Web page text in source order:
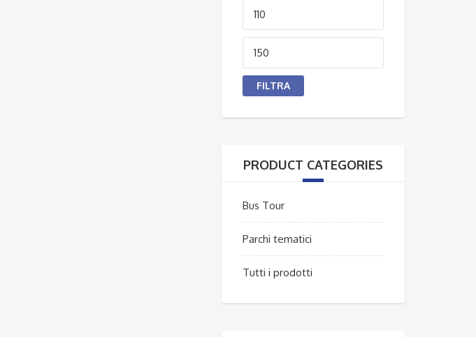
Prezzo
Min
Prezzo
Max
FILTRA
PRODUCT CATEGORIES
Bus Tour
Parchi tematici
Tutti i prodotti